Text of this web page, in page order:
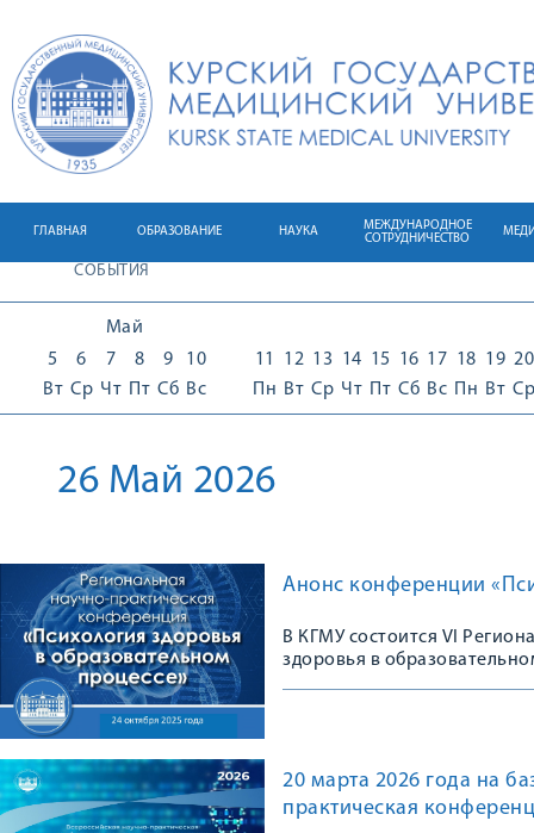
ГЛАВНАЯ ОБРАЗОВАНИЕ НАУКА
МЕЖДУНАРОДНОЕ
СОТРУДНИЧЕСТВО
СОБЫТИЯ
Май
5
Вт
6
Ср
7
Чт
8
Пт
9
Сб
10
Вс
11
Пн
12
Вт
13
Ср
14
Чт
15
Пт
16
Сб
17
Вс
18
Пн
19
Вт
20
Ср
26 Май 2026
Анонс конференции
В КГМУ состоится VI
здоровья в
20 марта 2026 года на
практическая